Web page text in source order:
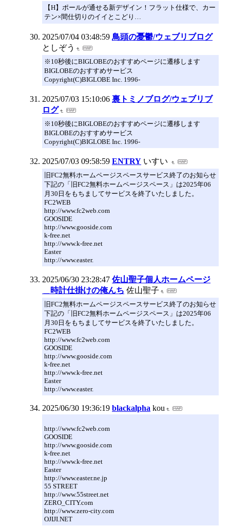
【H】ポールが通せる新デザイン！フラット仕様で、カー
テン×間仕切りのイイとこどり…
2025/07/04 03:48:59 鳥頭の憂鬱/ウェブリブログ
としぞう
※10秒後にBIGLOBEのおすすめページに遷移します
BIGLOBEのおすすめサービス
Copyright(C)BIGLOBE Inc. 1996-
2025/07/03 15:10:06 裏トミノブログ/ウェブリブ
ログ
※10秒後にBIGLOBEのおすすめページに遷移します
BIGLOBEのおすすめサービス
Copyright(C)BIGLOBE Inc. 1996-
2025/07/03 09:58:59 ENTRY いすい
旧FC2無料ホームページスペースサービス終了のお知らせ
下記の「旧FC2無料ホームページスペース」は2025年06
月30日をもちましてサービスを終了いたしました。
FC2WEB
http://www.fc2web.com
GOOSIDE
http://www.gooside.com
k-free.net
http://www.k-free.net
Easter
http://www.easter.
2025/06/30 23:28:47 佐山聖子個人ホームページ
＿時計仕掛けの俺んち 佐山聖子
旧FC2無料ホームページスペースサービス終了のお知らせ
下記の「旧FC2無料ホームページスペース」は2025年06
月30日をもちましてサービスを終了いたしました。
FC2WEB
http://www.fc2web.com
GOOSIDE
http://www.gooside.com
k-free.net
http://www.k-free.net
Easter
http://www.easter.
2025/06/30 19:36:19 blackalpha kou
http://www.fc2web.com
GOOSIDE
http://www.gooside.com
k-free.net
http://www.k-free.net
Easter
http://www.easter.ne.jp
55 STREET
http://www.55street.net
ZERO_CITY.com
http://www.zero-city.com
OJIJI.NET